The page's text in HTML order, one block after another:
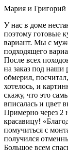
Мария и Григорий
У нас в доме
поэтому готовые
вариант. Мы с
подходящего
После всех
на заказ под наши
обмерил,
хотелось, и
скажу, что это
вписалась и цвет
Примерно через 2
красавицу!
помучиться с
получился
Большое всем